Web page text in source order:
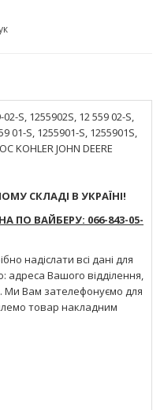
S, 1255902S, 12 559 02-S,
01-S, 1255901-S, 1255901S,
KOHLER JOHN DEERE
СКЛАДІ В УКРАЇНІ!
ВАЙБЕРУ: 066-843-05-
надіслати всі дані для
Вашого відділення,
Ми Вам зателефонуємо для
товар накладним